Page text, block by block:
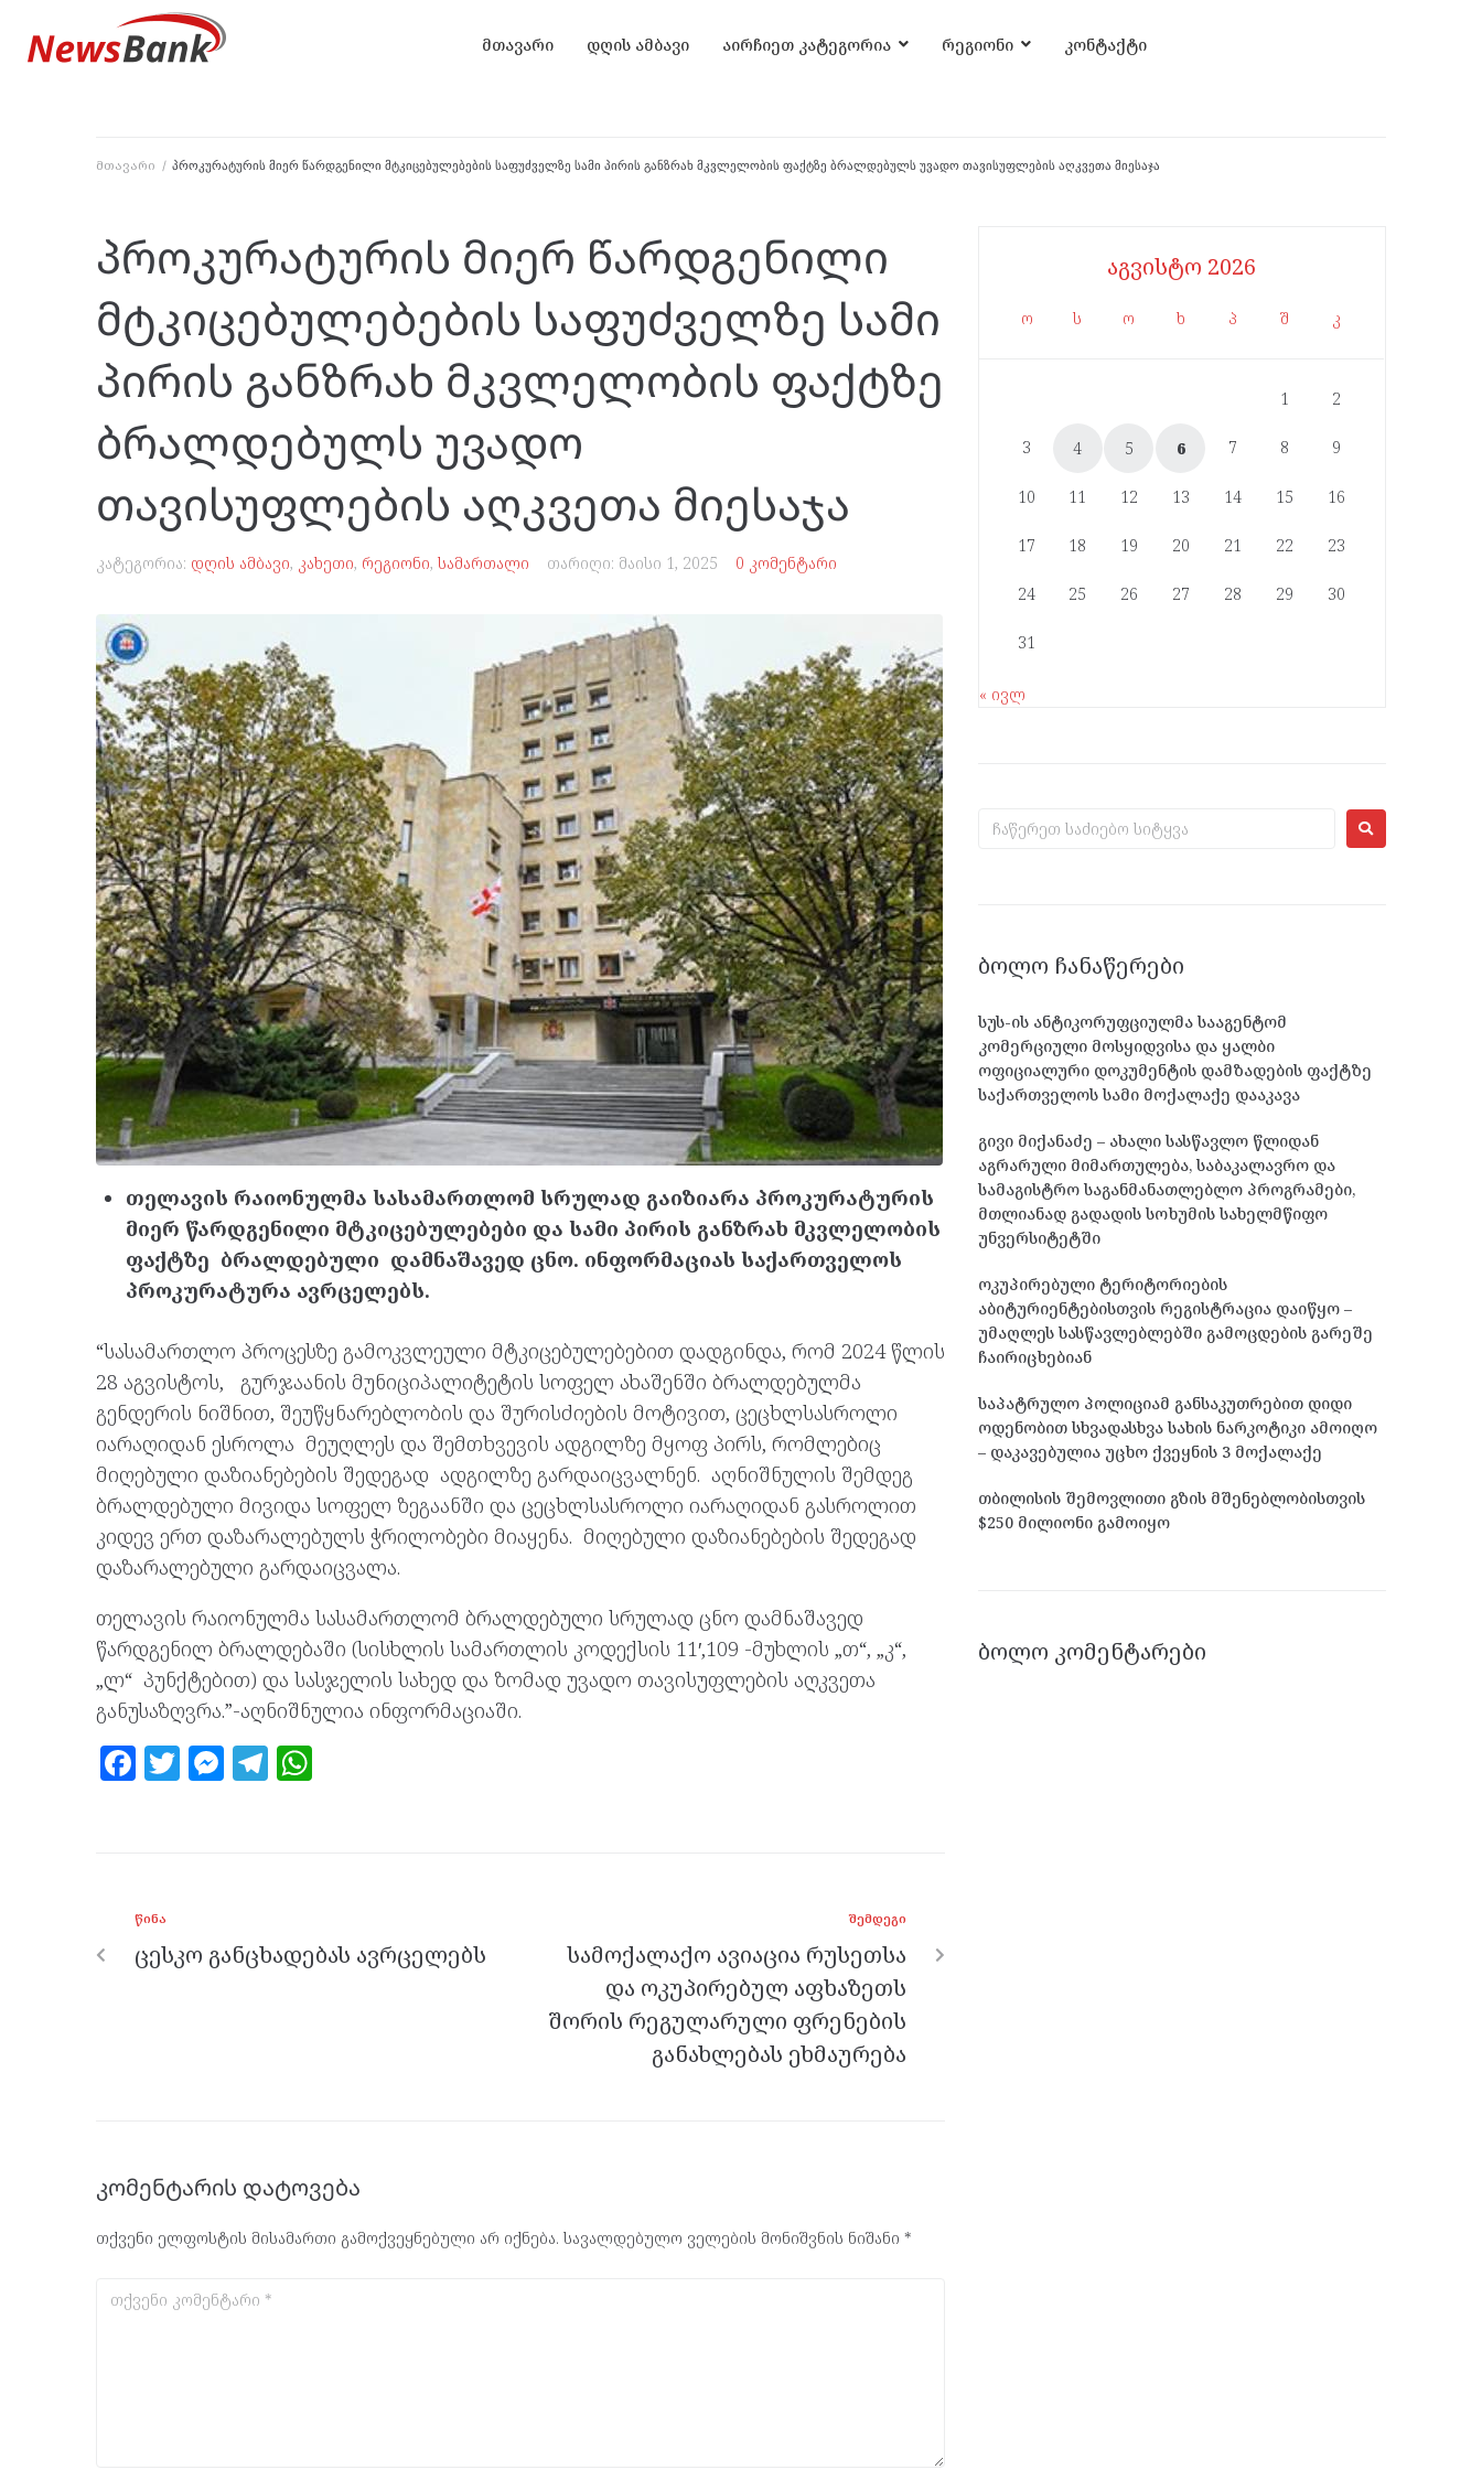
მთავარი დღის ამბავი აირჩიეთ კატეგორია რეგიონი კონტაქტი
მთავარი / პროკურატურის მიერ წარდგენილი მტკიცებულებების საფუძველზე სამი პირის განზრახ მკვლელობის ფაქტზე ბრალდებულს უვადო თავისუფლების აღკვეთა მიესაჯა
პროკურატურის მიერ წარდგენილი
მტკიცებულებების საფუძველზე სამი
პირის განზრახ მკვლელობის ფაქტზე
ბრალდებულს უვადო
თავისუფლების აღკვეთა მიესაჯა
კატეგორია: დღის ამბავი, კახეთი, რეგიონი, სამართალი თარიღი: მაისი 1, 2025 0 კომენტარი
თელავის რაიონულმა სასამართლომ სრულად გაიზიარა პროკურატურის
მიერ წარდგენილი მტკიცებულებები და სამი პირის განზრახ მკვლელობის
ფაქტზე ბრალდებული დამნაშავედ ცნო. ინფორმაციას საქართველოს
პროკურატურა ავრცელებს.
“სასამართლო პროცესზე გამოკვლეული მტკიცებულებებით დადგინდა, რომ 2024 წლის
28 აგვისტოს, გურჯაანის მუნიციპალიტეტის სოფელ ახაშენში ბრალდებულმა
გენდერის ნიშნით, შეუწყნარებლობის და შურისძიების მოტივით, ცეცხლსასროლი
იარაღიდან ესროლა მეუღლეს და შემთხვევის ადგილზე მყოფ პირს, რომლებიც
მიღებული დაზიანებების შედეგად ადგილზე გარდაიცვალნენ. აღნიშნულის შემდეგ
ბრალდებული მივიდა სოფელ ზეგაანში და ცეცხლსასროლი იარაღიდან გასროლით
კიდევ ერთ დაზარალებულს ჭრილობები მიაყენა. მიღებული დაზიანებების შედეგად
დაზარალებული გარდაიცვალა.
თელავის რაიონულმა სასამართლომ ბრალდებული სრულად ცნო დამნაშავედ
წარდგენილ ბრალდებაში (სისხლის სამართლის კოდექსის 11′,109 -მუხლის „თ“, „კ“,
„ლ“ პუნქტებით) და სასჯელის სახედ და ზომად უვადო თავისუფლების აღკვეთა
განუსაზღვრა.”-აღნიშნულია ინფორმაციაში.
F
o
o
k
T M
er
T
m p
p
ᲬᲘᲜᲐ
ცესკო განცხადებას ავრცელებს
ᲨᲔᲛᲓᲔᲒᲘ
სამოქალაქო ავიაცია რუსეთსა
და ოკუპირებულ აფხაზეთს
შორის რეგულარული ფრენების
განახლებას ეხმაურება
კომენტარის დატოვება
თქვენი ელფოსტის მისამართი გამოქვეყნებული არ იქნება. სავალდებულო ველების მონიშვნის ნიშანი *
აგვისტო 2026
ო ს ო ხ პ შ კ
1 2
3 4 5 6 7 8 9
10 11 12 13 14 15 16
17 18 19 20 21 22 23
24 25 26 27 28 29 30
31
« ივლ
ᲑᲝᲚᲝ ᲩᲐᲜᲐᲬᲔᲠᲔᲑᲘ
სუს-ის ანტიკორუფციულმა სააგენტომ
კომერციული მოსყიდვისა და ყალბი
ოფიციალური დოკუმენტის დამზადების ფაქტზე
საქართველოს სამი მოქალაქე დააკავა
გივი მიქანაძე – ახალი სასწავლო წლიდან
აგრარული მიმართულება, საბაკალავრო და
სამაგისტრო საგანმანათლებლო პროგრამები,
მთლიანად გადადის სოხუმის სახელმწიფო
უნვერსიტეტში
ოკუპირებული ტერიტორიების
აბიტურიენტებისთვის რეგისტრაცია დაიწყო –
უმაღლეს სასწავლებლებში გამოცდების გარეშე
ჩაირიცხებიან
საპატრულო პოლიციამ განსაკუთრებით დიდი
ოდენობით სხვადასხვა სახის ნარკოტიკი ამოიღო
– დაკავებულია უცხო ქვეყნის 3 მოქალაქე
თბილისის შემოვლითი გზის მშენებლობისთვის
$250 მილიონი გამოიყო
ᲑᲝᲚᲝ ᲙᲝᲛᲔᲜᲢᲐᲠᲔᲑᲘ